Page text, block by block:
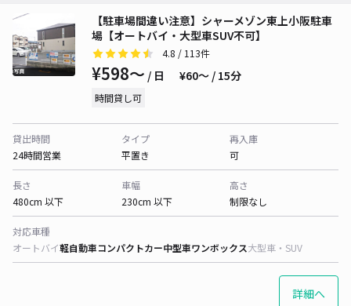
【駐車場間違い注意】シャーメゾン東上小阪駐車
場【オートバイ・大型車SUV不可】
4.8 / 113件
¥598〜 / 日 ¥60〜 / 15分
時間貸し可
貸出時間
24時間営業
タイプ
平置き
再入庫
可
長さ
480cm 以下
車幅
230cm 以下
高さ
制限なし
対応車種
オートバイ軽自動車コンパクトカー中型車ワンボックス大型車・SUV
詳細へ